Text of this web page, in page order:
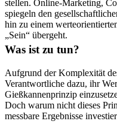
stellen. Online-Marketing,
spiegeln den
hin zu einem
„Sein“ übergeht.
Was ist zu tun?
Aufgrund der Komplexität
Verantwortliche dazu, ihr
Gießkannenprinzip
Doch warum nicht dieses
messbare Ergebnisse